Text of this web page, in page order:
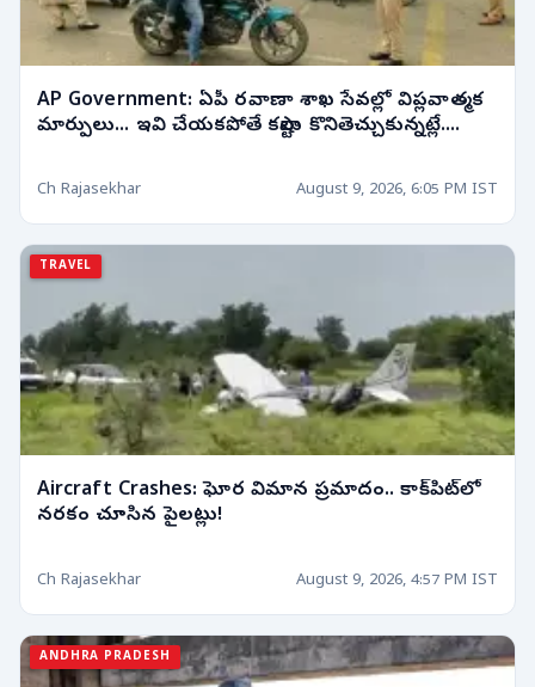
AP Government: ఏపీ రవాణా శాఖ సేవల్లో విప్లవాత్మక
మార్పులు... ఇవి చేయకపోతే కష్టాలు కొనితెచ్చుకున్నట్లే....
Ch Rajasekhar August 9, 2026, 6:05 PM IST
TRAVEL
Aircraft Crashes: ఘోర విమాన ప్రమాదం.. కాక్‌పిట్‌లో
నరకం చూసిన పైలట్లు!
Ch Rajasekhar August 9, 2026, 4:57 PM IST
ANDHRA PRADESH